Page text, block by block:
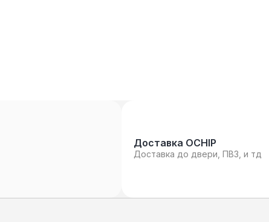
Доставка OCHIP
Доставка до двери, ПВЗ, и тд